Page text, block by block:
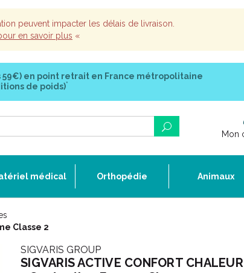
peuvent impacter les délais de livraison.
en savoir plus «
59€) en point retrait en France métropolitaine
de poids)*
Mon
médical Orthopédie Animaux
Classe 2
SIGVARIS GROUP
SIGVARIS ACTIVE CONFORT